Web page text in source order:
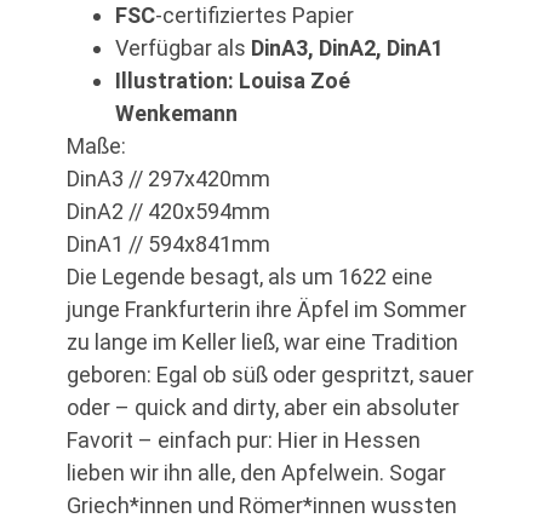
FSC-certifiziertes Papier
Verfügbar als DinA3, DinA2, DinA1
Illustration: Louisa Zoé
Wenkemann
Maße:
DinA3 // 297x420mm
DinA2 // 420x594mm
DinA1 // 594x841mm
Die Legende besagt, als um 1622 eine
junge Frankfurterin ihre Äpfel im Sommer
zu lange im Keller ließ, war eine Tradition
geboren: Egal ob süß oder gespritzt, sauer
oder – quick and dirty, aber ein absoluter
Favorit – einfach pur: Hier in Hessen
lieben wir ihn alle, den Apfelwein. Sogar
Griech*innen und Römer*innen wussten